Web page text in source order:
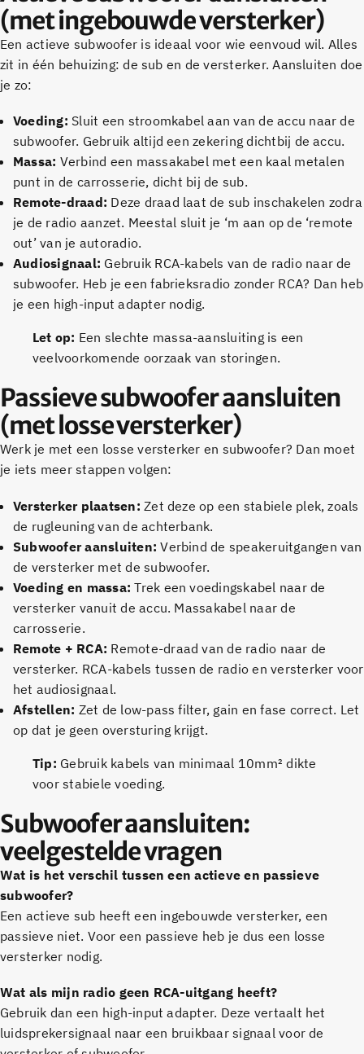
(met ingebouwde versterker)
Een actieve subwoofer is ideaal voor wie eenvoud wil. Alles
zit in één behuizing: de sub en de versterker. Aansluiten doe
je zo:
Voeding: Sluit een stroomkabel aan van de accu naar de
subwoofer. Gebruik altijd een zekering dichtbij de accu.
Massa: Verbind een massakabel met een kaal metalen
punt in de carrosserie, dicht bij de sub.
Remote-draad: Deze draad laat de sub inschakelen zodra
je de radio aanzet. Meestal sluit je ‘m aan op de ‘remote
out’ van je autoradio.
Audiosignaal: Gebruik RCA-kabels van de radio naar de
subwoofer. Heb je een fabrieksradio zonder RCA? Dan heb
je een high-input adapter nodig.
Let op: Een slechte massa-aansluiting is een
veelvoorkomende oorzaak van storingen.
Passieve subwoofer aansluiten
(met losse versterker)
Werk je met een losse versterker en subwoofer? Dan moet
je iets meer stappen volgen:
Versterker plaatsen: Zet deze op een stabiele plek, zoals
de rugleuning van de achterbank.
Subwoofer aansluiten: Verbind de speakeruitgangen van
de versterker met de subwoofer.
Voeding en massa: Trek een voedingskabel naar de
versterker vanuit de accu. Massakabel naar de
carrosserie.
Remote + RCA: Remote-draad van de radio naar de
versterker. RCA-kabels tussen de radio en versterker voor
het audiosignaal.
Afstellen: Zet de low-pass filter, gain en fase correct. Let
op dat je geen oversturing krijgt.
Tip: Gebruik kabels van minimaal 10mm² dikte
voor stabiele voeding.
Subwoofer aansluiten:
veelgestelde vragen
Wat is het verschil tussen een actieve en passieve
subwoofer?
Een actieve sub heeft een ingebouwde versterker, een
passieve niet. Voor een passieve heb je dus een losse
versterker nodig.
Wat als mijn radio geen RCA-uitgang heeft?
Gebruik dan een high-input adapter. Deze vertaalt het
luidsprekersignaal naar een bruikbaar signaal voor de